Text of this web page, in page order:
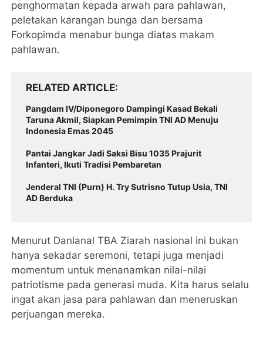
penghormatan kepada arwah para pahlawan,
peletakan karangan bunga dan bersama
Forkopimda menabur bunga diatas makam
pahlawan.
RELATED ARTICLE
Pangdam IV/Diponegoro Dampingi Kasad Bekali
Taruna Akmil, Siapkan Pemimpin TNI AD Menuju
Indonesia Emas 2045
Pantai Jangkar Jadi Saksi Bisu 1035 Prajurit
Infanteri, Ikuti Tradisi Pembaretan
Jenderal TNI (Purn) H. Try Sutrisno Tutup Usia, TNI
AD Berduka
Menurut Danlanal TBA Ziarah nasional ini bukan
hanya sekadar seremoni, tetapi juga menjadi
momentum untuk menanamkan nilai-nilai
patriotisme pada generasi muda. Kita harus selalu
ingat akan jasa para pahlawan dan meneruskan
perjuangan mereka.